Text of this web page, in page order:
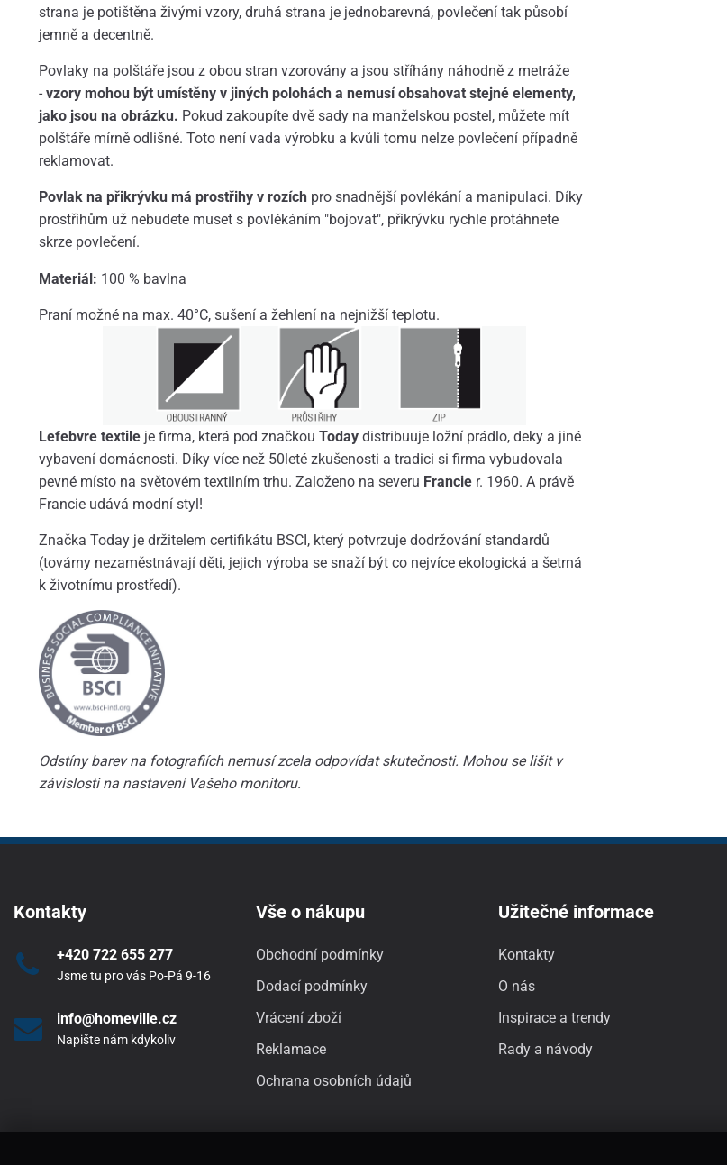
strana je potištěna živými vzory, druhá strana je jednobarevná, povlečení tak působí
jemně a decentně.
Povlaky na polštáře jsou z obou stran vzorovány a jsou stříhány náhodně z metráže
- vzory mohou být umístěny v jiných polohách a nemusí obsahovat stejné elementy,
jako jsou na obrázku. Pokud zakoupíte dvě sady na manželskou postel, můžete mít
polštáře mírně odlišné. Toto není vada výrobku a kvůli tomu nelze povlečení případně
reklamovat.
Povlak na přikrývku má prostřihy v rozíchpro snadnější povlékání a manipulaci. Díky
prostřihům už nebudete muset s povlékáním "bojovat", přikrývku rychle protáhnete
skrze povlečení.
Materiál: 100 % bavlna
Praní možné na max. 40°C, sušení a žehlení na nejnižší teplotu.
Lefebvre textile je firma, která pod značkou Today distribuuje ložní prádlo, deky a jiné
vybavení domácnosti. Díky více než 50leté zkušenosti a tradici si firma vybudovala
pevné místo na světovém textilním trhu. Založeno na severu Francier. 1960. A právě
Francie udává modní styl!
Značka Today je držitelem certifikátu BSCI, který potvrzuje dodržování standardů
(továrny nezaměstnávají děti, jejich výroba se snaží být co nejvíce ekologická a šetrná
k životnímu prostředí).
Odstíny barev na fotografiích nemusí zcela odpovídat skutečnosti. Mohou se lišit v
závislosti na nastavení Vašeho monitoru.
Kontakty
+420 722 655 277
Jsme tu pro vás Po-Pá 9-16
info@homeville.cz
Napište nám kdykoliv
Vše o nákupu
Obchodní podmínky
Dodací podmínky
Vrácení zboží
Reklamace
Ochrana osobních údajů
Užitečné informace
Kontakty
O nás
Inspirace a trendy
Rady a návody